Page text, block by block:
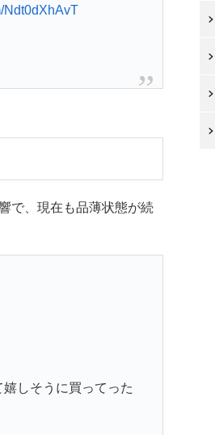
Ndt0dXhAvT
で、現在も品薄状態が続
しそうに買ってった